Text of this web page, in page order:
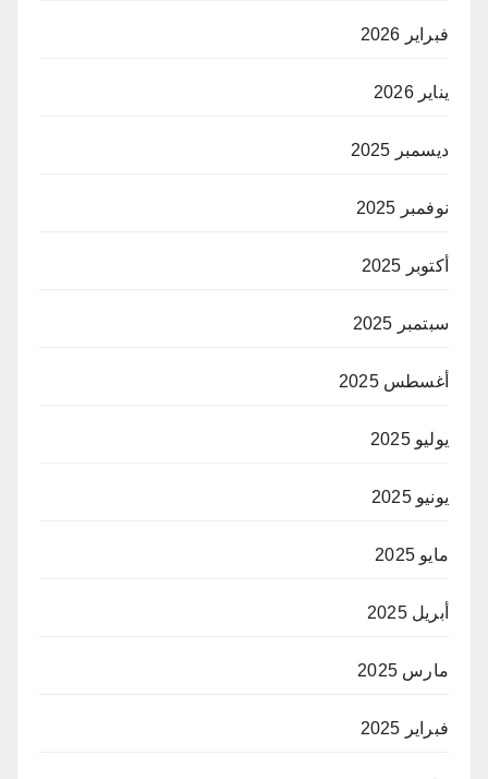
فبراير 2026
يناير 2026
ديسمبر 2025
نوفمبر 2025
أكتوبر 2025
سبتمبر 2025
أغسطس 2025
يوليو 2025
يونيو 2025
مايو 2025
أبريل 2025
مارس 2025
فبراير 2025